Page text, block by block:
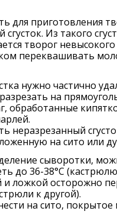
для приготовления
Из такого
творог невысокого
переквашивать
нужно частично
на
обработанные
неразрезанный
на сито или
сыворотки,
до 36-38°С
и ложкой осторожно
к другой).
на сито,